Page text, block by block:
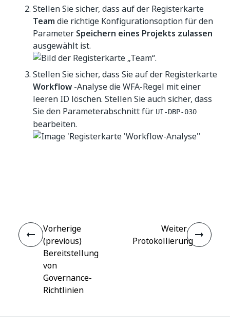
Stellen Sie sicher, dass auf der Registerkarte
Team die richtige Konfigurationsoption für den
Parameter Speichern eines Projekts zulassen
ausgewählt ist.
Stellen Sie sicher, dass Sie auf der Registerkarte
Workflow -Analyse die WFA-Regel mit einer
leeren ID löschen. Stellen Sie auch sicher, dass
Sie den Parameterabschnitt für UI-DBP-030
bearbeiten.
Vorherige
(previous)
Bereitstellung
von
Governance-
Richtlinien
Weiter
Protokollierung